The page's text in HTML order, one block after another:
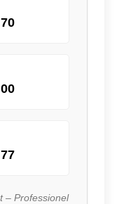
– Professionel